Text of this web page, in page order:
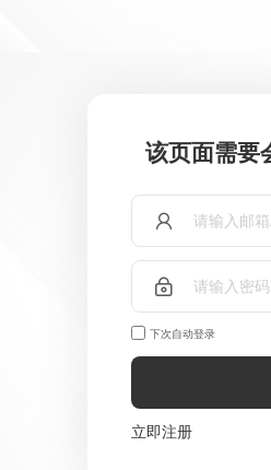
该页面需要
下次自动登录
立即注册